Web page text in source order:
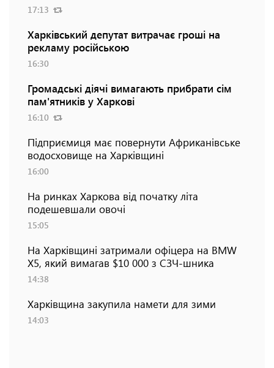
17:13
Харківський депутат витрачає гроші на
рекламу російською
16:30
Громадські діячі вимагають прибрати сім
пам'ятників у Харкові
16:10
Підприємиця має повернути Африканівське
водосховище на Харківщині
16:00
На ринках Харкова від початку літа
подешевшали овочі
15:05
На Харківщині затримали офіцера на BMW
Х5, який вимагав $10 000 з СЗЧ-шника
14:38
Харківщина закупила намети для зими
14:03